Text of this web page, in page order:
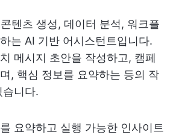
콘텐츠 생성, 데이터 분석, 워크플
는 AI 기반 어시스턴트입니다.
메시지 초안을 작성하고, 캠페
, 핵심 정보를 요약하는 등의 작
니다.
요약하고 실행 가능한 인사이트